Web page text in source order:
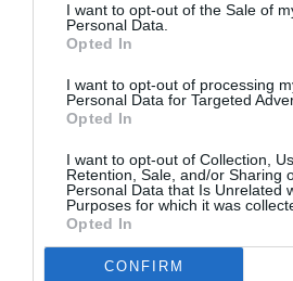
I want to opt-out of the Sale of
Personal Data.
Opted In
I want to opt-out of processing
Personal Data for Targeted
Opted In
I want to opt-out of Collection,
Retention, Sale, and/or Sharing
Personal Data that Is Unrelated
Purposes for which it was
Opted In
CONFIRM
Πολυάννα Το
παιχνίδι της χαράς,
της Κάρμεν
Ρουγγέρη στο 55ο
2026